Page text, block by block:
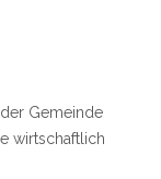
Gemeinde
wirtschaftlich